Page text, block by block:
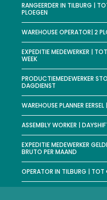
RANGEERDER IN TILBURG |
PLOEGEN
WAREHOUSE OPERATOR| 2
EXPEDITIE MEDEWERKER |
WEEK
PRODUCTIEMEDEWERKER
DAGDIENST
WAREHOUSE PLANNER
ASSEMBLY WORKER |
EXPEDITIE MEDEWERKER
BRUTO PER MAAND
OPERATOR IN TILBURG |